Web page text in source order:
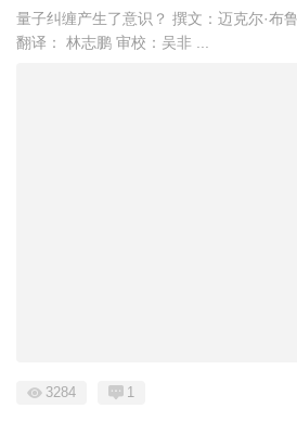
量子纠缠产生了意识？ 撰文：迈克尔·布
翻译： 林志鹏 审校：吴非 ...
3284 1